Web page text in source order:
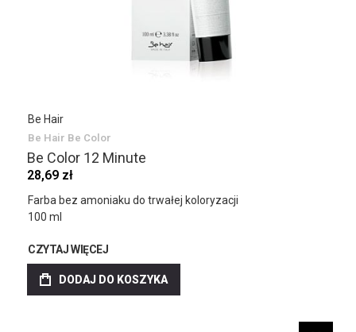
Be Hair
Be Hair Be Color
Be Color 12 Minute
28,69 zł
Farba bez amoniaku do trwałej koloryzacji
100 ml
CZYTAJ WIĘCEJ
DODAJ DO KOSZYKA